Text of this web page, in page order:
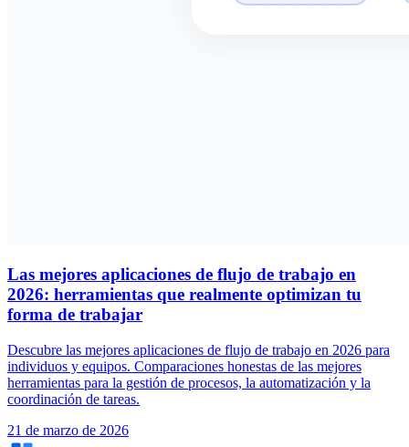
Las mejores aplicaciones de flujo de trabajo en
2026: herramientas que realmente optimizan tu
forma de trabajar
Descubre las mejores aplicaciones de flujo de trabajo en 2026 para
individuos y equipos. Comparaciones honestas de las mejores
herramientas para la gestión de procesos, la automatización y la
coordinación de tareas.
21 de marzo de 2026